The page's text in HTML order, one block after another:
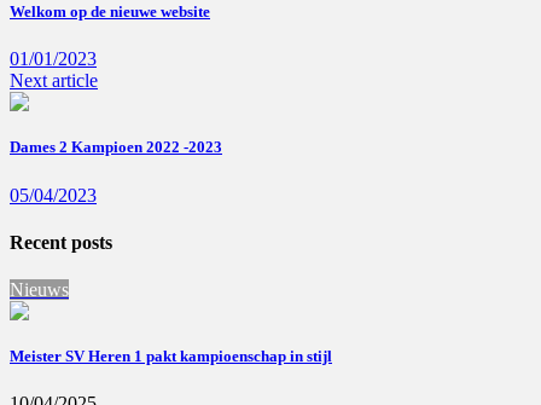
Welkom op de nieuwe website
01/01/2023
Next article
Dames 2 Kampioen 2022 -2023
05/04/2023
Recent posts
Nieuws
Meister SV Heren 1 pakt kampioenschap in stijl